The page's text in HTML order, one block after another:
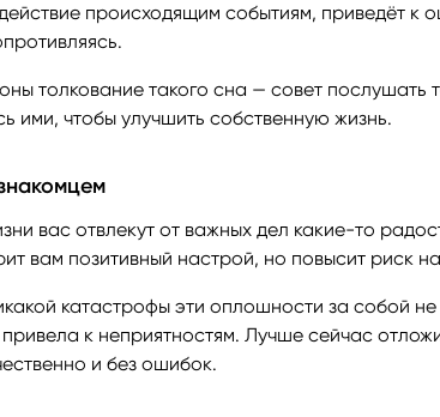
происходящим событиям, приведёт к
толкование такого сна — совет послушать
ими, чтобы улучшить собственную жизнь.
вас отвлекут от важных дел какие-то
вам позитивный настрой, но повысит риск
катастрофы эти оплошности за собой не
к неприятностям. Лучше сейчас
и без ошибок.